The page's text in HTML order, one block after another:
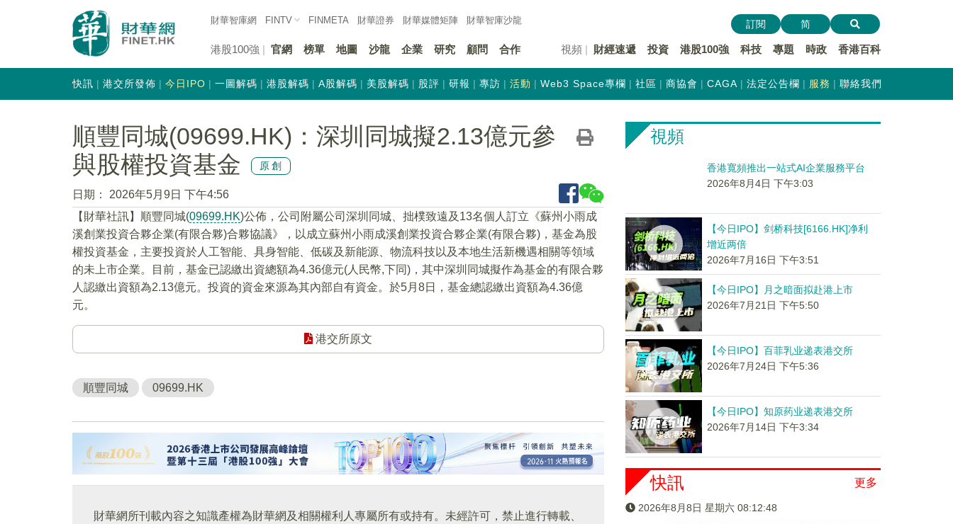
財華智庫網 FINTV FINMETA 財華證券 財華媒體矩陣 財華智庫沙龍
港股100強 官網 榜單 地圖 沙龍 企業 研究 顧問 合作 視頻 財經速遞 投資 港股100強 科技 專題 時政 香港百科
訂閱 简
快訊 港交所發佈 今日IPO 一圖解碼 港股解碼 A股解碼 美股解碼 股評 研報 專訪 活動 Web3 Space專欄 社區 商協會 CAGA 法定公告欄 服務 聯絡我們
順豐同城(09699.HK)：深圳同城擬2.13億元參
與股權投資基金
原創
日期：
2026年5月9日 下午4:56
​【財華社訊】順豐同城(09699.HK)公佈，公司附屬公司深圳同城、拙樸致遠及13名個人訂立《蘇州小雨成
溪創業投資合夥企業(有限合夥)合夥協議》，以成立蘇州小雨成溪創業投資合夥企業(有限合夥)，基金為股
權投資基金，主要投資於人工智能、具身智能、低碳及新能源、物流科技以及本地生活新機遇相關等領域
的未上市企業。目前，基金已認繳出資總額為4.36億元(人民幣,下同)，其中深圳同城擬作為基金的有限合夥
人認繳出資額為2.13億元。投資的資金來源為其內部自有資金。於5月8日，基金總認繳出資額為4.36億
元。
港交所原文
順豐同城 09699.HK
財華網所刊載內容之知識產權為財華網及相關權利人專屬所有或持有。未經許可，禁止進行轉載、
視頻
香港寬頻推出一站式AI企業服務平台
2026年8月4日 下午3:03
【今日IPO】剑桥科技[6166.HK]净利
增近两倍
2026年7月16日 下午3:51
【今日IPO】月之暗面拟赴港上市
2026年7月21日 下午5:50
【今日IPO】百菲乳业递表港交所
2026年7月24日 下午5:36
【今日IPO】知原药业递表港交所
2026年7月14日 下午3:34
更多
快訊
2026年8月8日 星期六 08:12:49